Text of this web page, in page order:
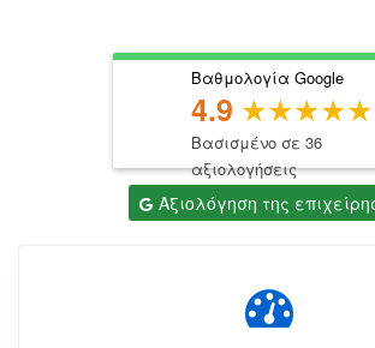
Βαθμολογία Google
4.9
Βασισμένο σε 36
αξιολογήσεις
Αξιολόγηση της